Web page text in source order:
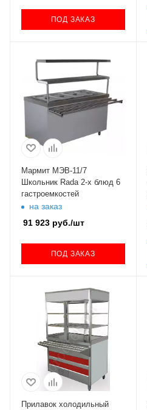
ПОД ЗАКАЗ
Мармит МЭВ-11/7
Школьник Rada 2-х блюд 6
гастроемкостей
на заказ
91 923 руб./шт
ПОД ЗАКАЗ
Прилавок холодильный